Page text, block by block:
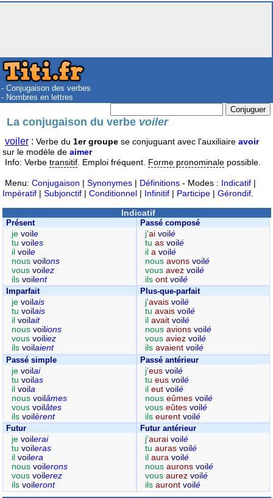
- Conjugaison des verbes
- Nombres en lettres
La conjugaison du verbe voiler
voiler : Verbe du 1er groupe se conjuguant avec l'auxiliaire avoir
sur le modèle de aimer
Info: Verbe transitif . Emploi fréquent. Forme pronominale possible.
Menu: Conjugaison | Synonymes | Définitions - Modes : Indicatif |
Impératif | Subjonctif | Conditionnel | Infinitif | Participe | Gérondif
Indicatif
Présent
je voile
tu voiles
il voile
nous voilons
vous voilez
ils voilent
Passé composé
j'ai voilé
tuas voilé
ila voilé
nousavons voilé
vousavez voilé
ilsont voilé
Imparfait
je voil ais
tu voil ais
il voil ait
nous voil ions
vous voil iez
ils voil aient
Plus-que-parfait
j'avais voilé
tuavais voilé
ilavait voilé
nousavions voilé
vousaviez voilé
ilsavaient voilé
Passé simple
je voilai
tu voilas
il voila
nous voilâmes
vous voilâtes
ils voilèrent
Passé antérieur
j'eus voilé
tueus voilé
ileut voilé
nouseûmes voilé
vouseûtes voilé
ilseurent voilé
Futur
je voil erai
tu voil eras
il voil era
nous voil erons
vous voil erez
ils voil eront
Futur antérieur
j'aurai voilé
tuauras voilé
ilaura voilé
nousaurons voilé
vousaurez voilé
ilsauront voilé